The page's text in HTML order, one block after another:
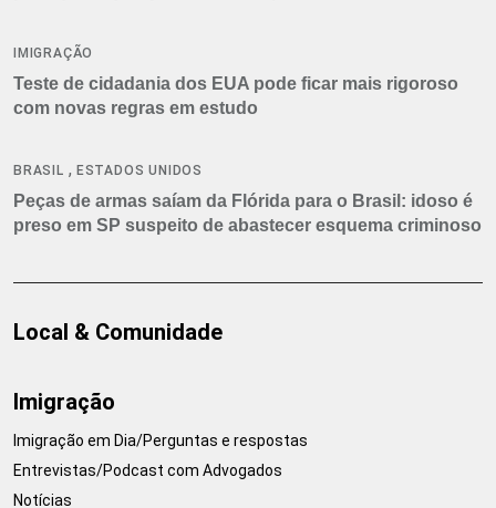
IMIGRAÇÃO
Teste de cidadania dos EUA pode ficar mais rigoroso
com novas regras em estudo
BRASIL , ESTADOS UNIDOS
Peças de armas saíam da Flórida para o Brasil: idoso é
preso em SP suspeito de abastecer esquema criminoso
Local & Comunidade
Imigração
Imigração em Dia/Perguntas e respostas
Entrevistas/Podcast com Advogados
Notícias